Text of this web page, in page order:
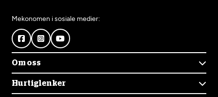
Mekonomen i sosiale medier:
Om oss
Om Mekonomen
Mekonomens historie
Hurtiglenker